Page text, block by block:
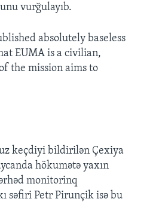
vurğulayıb.
absolutely baseless
EUMA is a civilian,
the mission aims to
keçdiyi bildirilən Çexiya
hökumətə yaxın
monitorinq
səfiri Petr Pirunçik isə bu